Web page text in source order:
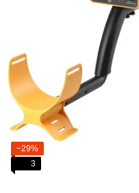
−29%
3